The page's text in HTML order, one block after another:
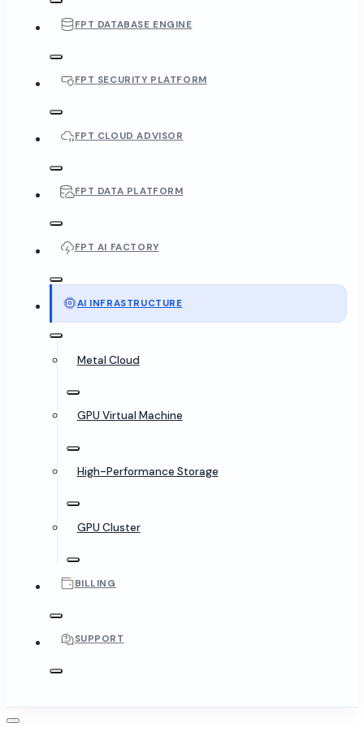
FPT DATABASE ENGINE
FPT SECURITY PLATFORM
FPT CLOUD ADVISOR
FPT DATA PLATFORM
FPT AI FACTORY
AI INFRASTRUCTURE
Metal Cloud
GPU Virtual Machine
High-Performance Storage
GPU Cluster
BILLING
SUPPORT